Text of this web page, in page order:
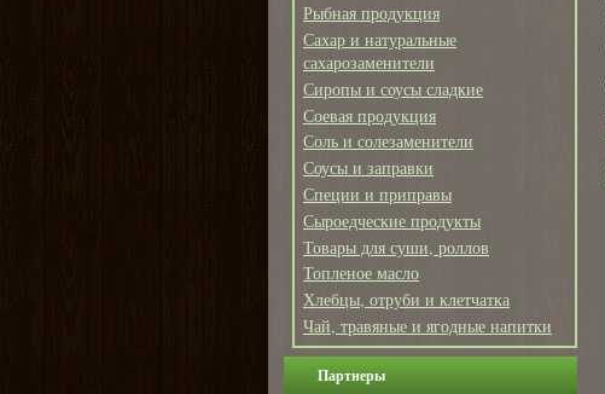
Рыбная продукция
Сахар и натуральные
сахарозаменители
Сиропы и соусы сладкие
Соевая продукция
Соль и солезаменители
Соусы и заправки
Специи и приправы
Сыроедческие продукты
Товары для суши, роллов
Топленое масло
Хлебцы, отруби и клетчатка
Чай, травяные и ягодные напитки
Партнеры